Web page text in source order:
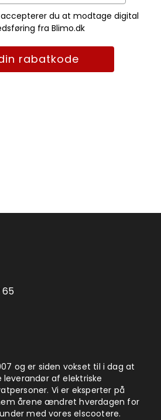
du at modtage digital
fra Blimo.dk
rabatkode
65
og er siden vokset til i dag at
af elektriske
Vi er eksperter på
årene ændret hverdagen for
med vores elscootere.